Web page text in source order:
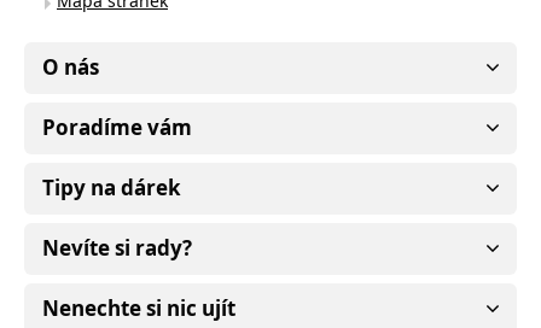
O nás
Poradíme vám
Tipy na dárek
Nevíte si rady?
Nenechte si nic ujít